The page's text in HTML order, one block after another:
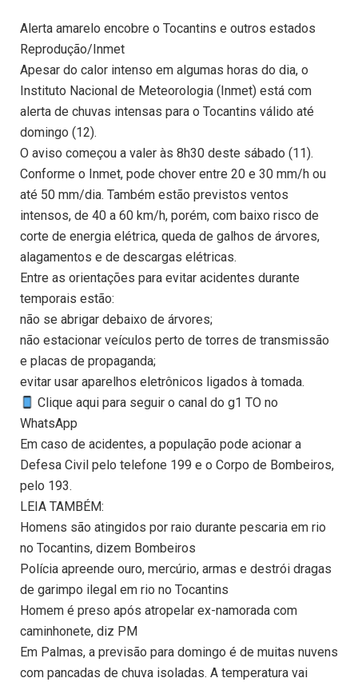
Alerta amarelo encobre o Tocantins e outros estados
Reprodução/Inmet
Apesar do calor intenso em algumas horas do dia, o
Instituto Nacional de Meteorologia (Inmet) está com
alerta de chuvas intensas para o Tocantins válido até
domingo (12).
O aviso começou a valer às 8h30 deste sábado (11).
Conforme o Inmet, pode chover entre 20 e 30 mm/h ou
até 50 mm/dia. Também estão previstos ventos
intensos, de 40 a 60 km/h, porém, com baixo risco de
corte de energia elétrica, queda de galhos de árvores,
alagamentos e de descargas elétricas.
Entre as orientações para evitar acidentes durante
temporais estão:
não se abrigar debaixo de árvores;
não estacionar veículos perto de torres de transmissão
e placas de propaganda;
evitar usar aparelhos eletrônicos ligados à tomada.
Clique aqui para seguir o canal do g1 TO no
WhatsApp
Em caso de acidentes, a população pode acionar a
Defesa Civil pelo telefone 199 e o Corpo de Bombeiros,
pelo 193.
LEIA TAMBÉM:
Homens são atingidos por raio durante pescaria em rio
no Tocantins, dizem Bombeiros
Polícia apreende ouro, mercúrio, armas e destrói dragas
de garimpo ilegal em rio no Tocantins
Homem é preso após atropelar ex-namorada com
caminhonete, diz PM
Em Palmas, a previsão para domingo é de muitas nuvens
com pancadas de chuva isoladas. A temperatura vai